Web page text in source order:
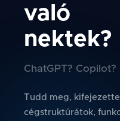
való
nektek?
ChatGPT? Copilot?
Tudd meg,
cégstruktúrátok,